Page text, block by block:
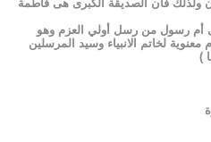
ولذلك فأن الصديقة الكبرى هى فاطمة
أم رسول من رسل أولي العزم وهو
لخاتم الانبياء وسيد المرسلين
)